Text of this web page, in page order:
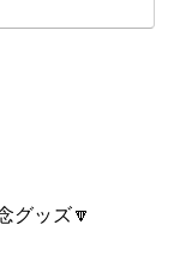
グッズ🔽